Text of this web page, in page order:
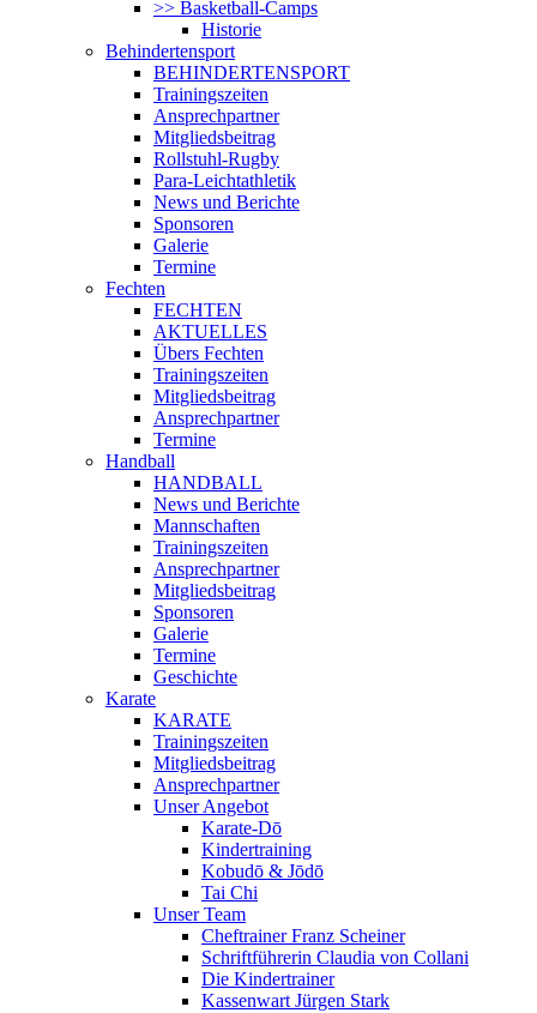
>> Basketball-Camps
Historie
Behindertensport
BEHINDERTENSPORT
Trainingszeiten
Ansprechpartner
Mitgliedsbeitrag
Rollstuhl-Rugby
Para-Leichtathletik
News und Berichte
Sponsoren
Galerie
Termine
Fechten
FECHTEN
AKTUELLES
Übers Fechten
Trainingszeiten
Mitgliedsbeitrag
Ansprechpartner
Termine
Handball
HANDBALL
News und Berichte
Mannschaften
Trainingszeiten
Ansprechpartner
Mitgliedsbeitrag
Sponsoren
Galerie
Termine
Geschichte
Karate
KARATE
Trainingszeiten
Mitgliedsbeitrag
Ansprechpartner
Unser Angebot
Karate-Dō
Kindertraining
Kobudō & Jōdō
Tai Chi
Unser Team
Cheftrainer Franz Scheiner
Schriftführerin Claudia von Collani
Die Kindertrainer
Kassenwart Jürgen Stark